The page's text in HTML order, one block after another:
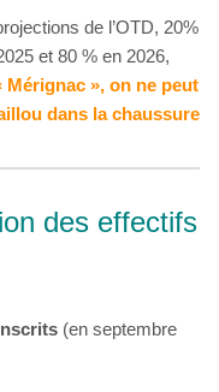
de l’OTD, 20%
et 80 % en 2026,
Mérignac », on ne peut
dans la chaussure
des effectifs
(en septembre